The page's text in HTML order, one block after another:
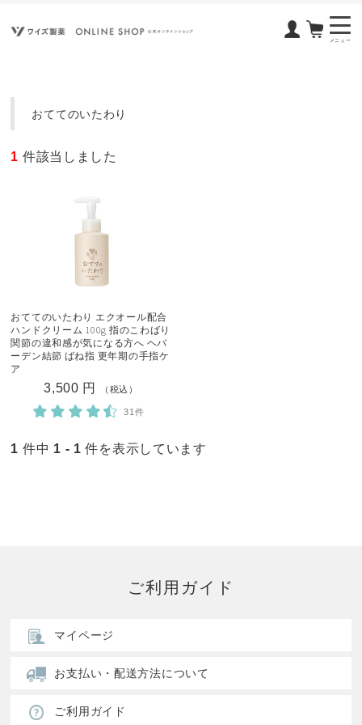
メニュー
おててのいたわり
1 件該当しました
おててのいたわり エクオール配合
ハンドクリーム 100g 指のこわばり
関節の違和感が気になる方へ ヘバ
ーデン結節 ばね指 更年期の手指ケ
ア
3,500 円 （税込）
31件
1 件中 1 - 1 件を表示しています
ご利用ガイド
マイページ
お支払い・配送方法について
ご利用ガイド